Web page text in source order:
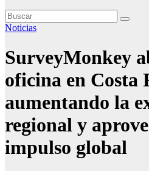
Noticias
SurveyMonkey
oficina en Costa
aumentando la
regional y
impulso global